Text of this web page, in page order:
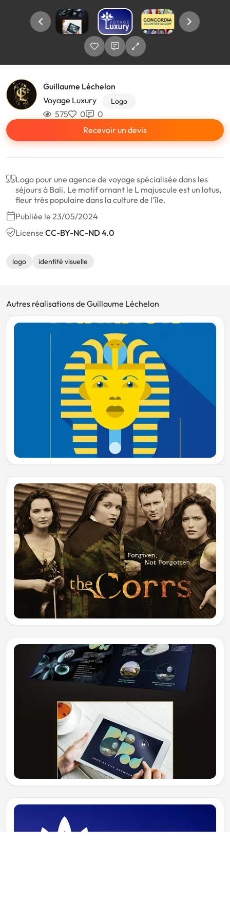
Guillaume Léchelon
Voyage Luxury
Logo
575 0
0
Recevoir un devis
Logo pour une agence de voyage spécialisée dans les
séjours à Bali. Le motif ornant le L majuscule est un lotus,
fleur très populaire dans la culture de l'île.
Publiée le 23/05/2024
License CC-BY-NC-ND 4.0
logo identité visuelle
Autres réalisations de Guillaume Léchelon